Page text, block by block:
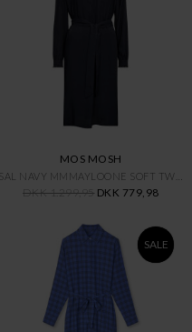
MOS MOSH
DKK 1.299,95 DKK 779,98
SALE